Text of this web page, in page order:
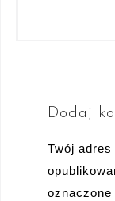
Dodaj
Twój
oznaczone